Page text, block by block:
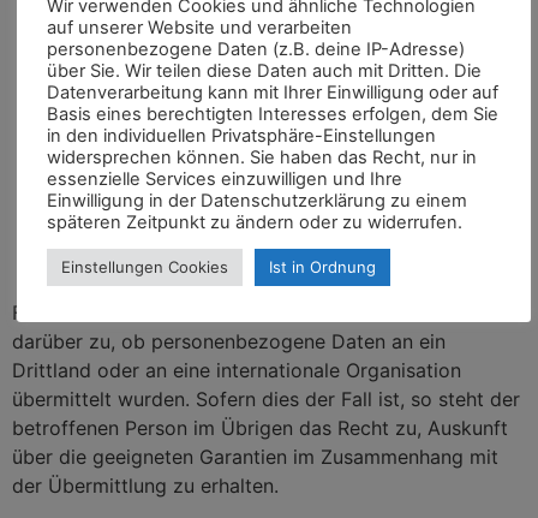
verfügbaren Informationen über die Herkunft
der Daten
das Bestehen einer automatisierten
Entscheidungsfindung einschließlich Profiling
gemäß Artikel 22 Abs.1 und 4 DS-GVO und —
zumindest in diesen Fällen — aussagekräftige
Informationen über die involvierte Logik
sowie die Tragweite und die angestrebten
Auswirkungen einer derartigen Verarbeitung
für die betroffene Person
Ferner steht der betroffenen Person ein Auskunftsrecht
darüber zu, ob personenbezogene Daten an ein
Drittland oder an eine internationale Organisation
übermittelt wurden. Sofern dies der Fall ist, so steht der
betroffenen Person im Übrigen das Recht zu, Auskunft
über die geeigneten Garantien im Zusammenhang mit
der Übermittlung zu erhalten.
Wir verwenden Cookies und ähnliche Technologien
auf unserer Website und verarbeiten
personenbezogene Daten (z.B. deine IP-Adresse)
über Sie. Wir teilen diese Daten auch mit Dritten. Die
Datenverarbeitung kann mit Ihrer Einwilligung oder auf
Basis eines berechtigten Interesses erfolgen, dem Sie
in den individuellen Privatsphäre-Einstellungen
widersprechen können. Sie haben das Recht, nur in
essenzielle Services einzuwilligen und Ihre
Einwilligung in der Datenschutzerklärung zu einem
späteren Zeitpunkt zu ändern oder zu widerrufen.
Einstellungen Cookies Ist in Ordnung